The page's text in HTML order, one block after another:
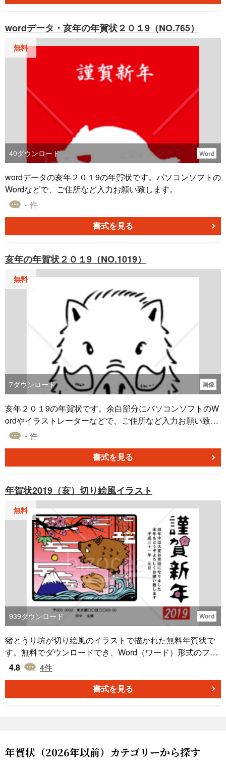
wordデータ・亥年の年賀状２０１9（NO.765）
無料
40ダウンロード Word
wordデータの亥年２０１9の年賀状です。パソコンソフトの
Wordなどで、ご住所など入力お願い致します。
- 件
書式を見る
亥年の年賀状２０１9（NO.1019）
無料
7ダウンロード 画像
亥年２０１9の年賀状です。余白部分にパソコンソフトのW
ordやイラストレーターなどで、ご住所など入力お願い致し
ます。- 件
書式を見る
年賀状2019（亥）切り絵風イラスト
無料
939ダウンロード Word
猪とうり坊が切り絵風のイラストで描かれた無料年賀状で
す。無料でダウンロードでき、Word（ワード）形式のファ
イルになっているため住所や名前など編集してお使いいた
4.8 4件
書式を見る
年賀状（2026年以前）カテゴリーから探す